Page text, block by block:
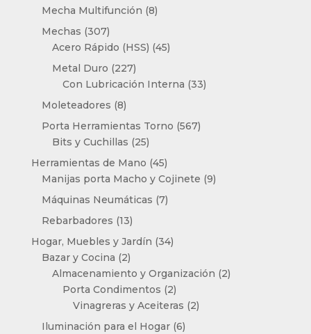
Mecha Multifunción 88
Mechas 307307
productos
Acero Rápido (HSS) 4545
Metal Duro 227227
productos
Con Lubricación Interna 3333
Moleteadores 88
productos
Porta Herramientas Torno 567567
Bits y Cuchillas 2525
productos
Herramientas de Mano 4545
productos
Manijas porta Macho y Cojinete 99
Máquinas Neumáticas 77
Rebarbadores 1313
productos
Hogar, Muebles y Jardín 3434
Bazar y Cocina 22
productos
Almacenamiento y Organización 22
Porta Condimentos 22
productos
Vinagreras y Aceiteras 22
Iluminación para el Hogar 66